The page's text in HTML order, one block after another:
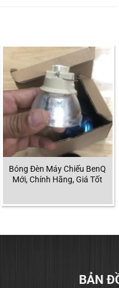
Bóng Đèn Máy Chiếu BenQ
Mới, Chính Hãng, Giá Tốt
BẢN